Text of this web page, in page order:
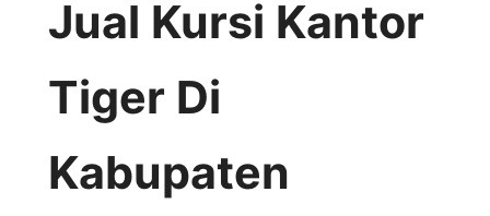
Jual Kursi Kantor
Tiger Di
Kabupaten